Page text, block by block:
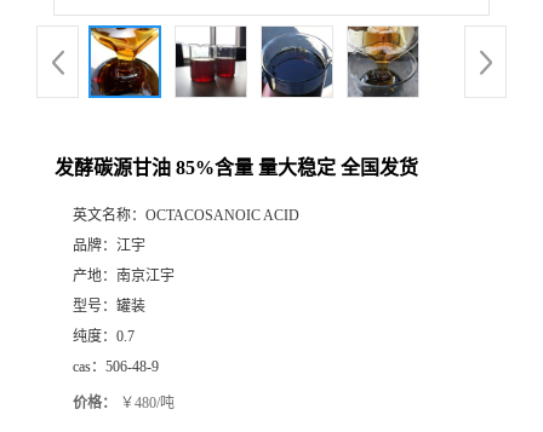
发酵碳源甘油 85%含量 量大稳定 全国发货
英文名称： OCTACOSANOIC ACID
品牌： 江宇
产地： 南京江宇
型号： 罐装
纯度： 0.7
cas： 506-48-9
价格： ￥480/吨